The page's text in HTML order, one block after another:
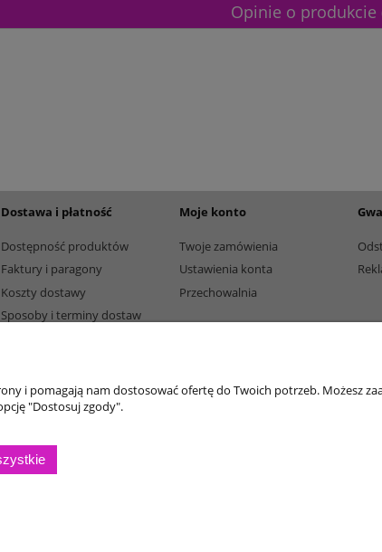
Opinie o produkcie
Dostawa i płatność
Dostępność produktów
Faktury i paragony
Koszty dostawy
Sposoby i terminy dostaw
Moje konto
Twoje zamówienia
Ustawienia konta
Przechowalnia
i pomagają nam dostosować ofertę do Twoich potrzeb. Możesz
"Dostosuj zgody".